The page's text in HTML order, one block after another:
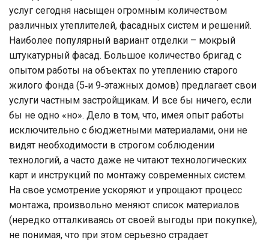
услуг сегодня насыщен огромным количеством
различных утеплителей, фасадных систем и решений.
Наиболее популярный вариант отделки – мокрый
штукатурный фасад. Большое количество бригад с
опытом работы на объектах по утеплению старого
жилого фонда (5‑и 9‑этажных домов) предлагает свои
услуги частным застройщикам. И все бы ничего, если
бы не одно «но». Дело в том, что, имея опыт работы
исключительно с бюджетными материалами, они не
видят необходимости в строгом соблюдении
технологий, а часто даже не читают технологических
карт и инструкций по монтажу современных систем.
На свое усмотрение ускоряют и упрощают процесс
монтажа, произвольно меняют список материалов
(нередко отталкиваясь от своей выгоды при покупке),
не понимая, что при этом серьезно страдает